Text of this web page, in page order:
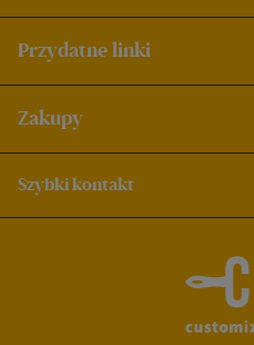
Przydatne linki
Zakupy
Szybki kontakt